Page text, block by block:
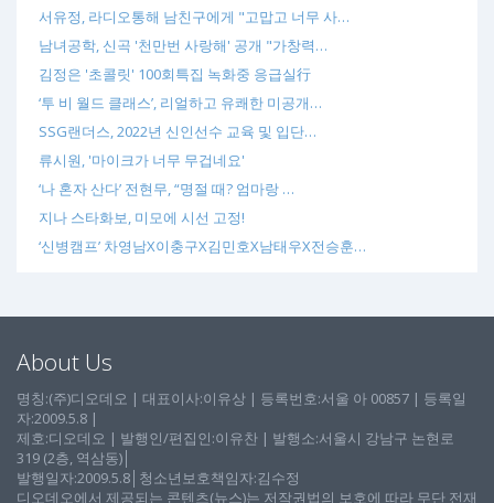
서유정, 라디오통해 남친구에게 "고맙고 너무 사…
남녀공학, 신곡 '천만번 사랑해' 공개 "가창력…
김정은 '초콜릿' 100회특집 녹화중 응급실行
‘투 비 월드 클래스’, 리얼하고 유쾌한 미공개…
SSG랜더스, 2022년 신인선수 교육 및 입단…
류시원, '마이크가 너무 무겁네요'
‘나 혼자 산다’ 전현무, “명절 때? 엄마랑 …
지나 스타화보, 미모에 시선 고정!
‘신병캠프’ 차영남X이충구X김민호X남태우X전승훈…
About Us
명칭:(주)디오데오 | 대표이사:이유상 | 등록번호:서울 아 00857 | 등록일
자:2009.5.8 |
제호:디오데오 | 발행인/편집인:이유찬 | 발행소:서울시 강남구 논현로
319 (2층, 역삼동)│
발행일자:2009.5.8│청소년보호책임자:김수정
디오데오에서 제공되는 콘텐츠(뉴스)는 저작권법의 보호에 따라 무단 전재